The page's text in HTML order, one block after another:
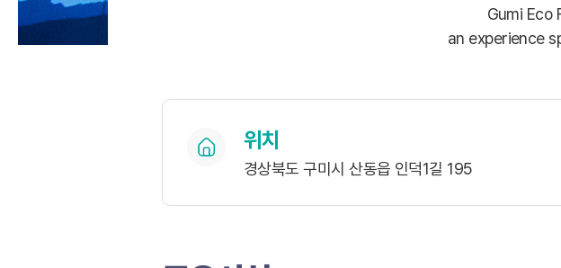
Gumi
an experience
위치
경상북도 구미시 산동읍 인덕1길 195